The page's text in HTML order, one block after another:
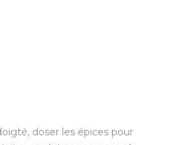
doser les épices pour